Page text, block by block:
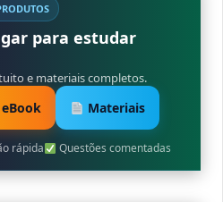
para estudar
e materiais completos.
eBook Materiais
rápida Questões comentadas